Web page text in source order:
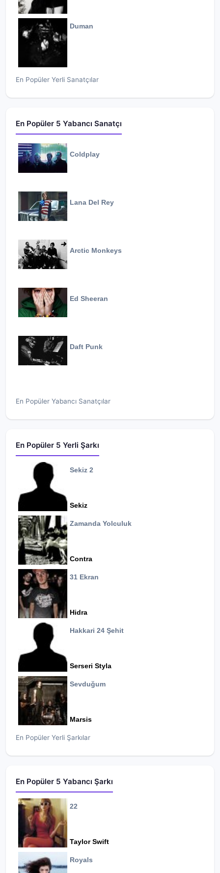
Duman
En Popüler Yerli Sanatçılar
En Popüler 5 Yabancı Sanatçı
Coldplay
Lana Del Rey
Arctic Monkeys
Ed Sheeran
Daft Punk
En Popüler Yabancı Sanatçılar
En Popüler 5 Yerli Şarkı
Sekiz 2
Sekiz
Zamanda Yolculuk
Contra
31 Ekran
Hidra
Hakkari 24 Şehit
Serseri Styla
Sevduğum
Marsis
En Popüler Yerli Şarkılar
En Popüler 5 Yabancı Şarkı
22
Taylor Swift
Royals